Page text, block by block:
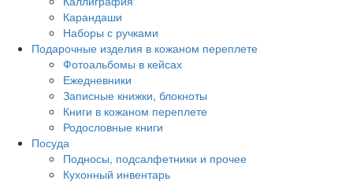
Карандаши
Наборы с ручками
Подарочные изделия в кожаном переплете
Фотоальбомы в кейсах
Ежедневники
Записные книжки, блокноты
Книги в кожаном переплете
Родословные книги
Посуда
Подносы, подсалфетники и прочее
Кухонный инвентарь